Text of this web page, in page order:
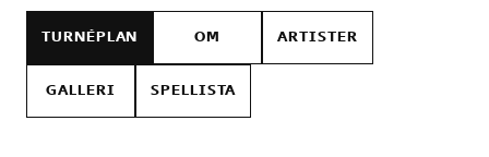
TURNÉPLAN OM ARTISTER
GALLERI SPELLISTA